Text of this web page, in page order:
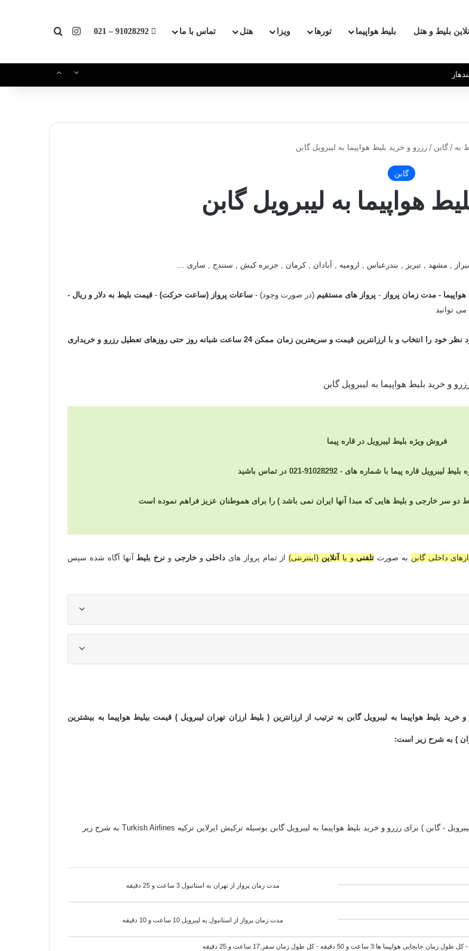
بلیط و هتل بلیط هواپیما تورها ویزا هتل تماس با ما 91028292 – 021 اینستاگرامجستجو برای
به / گابن / رزرو و خرید بلیط هواپیما به لیبرویل گابن
گابن
هواپیما به لیبرویل گابن
, مشهد , تبریز , بندرعباس , ارومیه , آبادان , کرمان , جزیره کیش , سنندج , ساری ...
هواپیما - مدت زمان پرواز - پرواز های مستقیم (در صورت وجود) -ساعات پرواز (ساعت حرکت)-قیمت بلیط به دلار و ریال -
توانید
نظر خود را انتخاب و با ارزانترین قیمت
و سریعترین زمان ممکن 24 ساعت شبانه روز حتی روزهای تعطیل رزرو و خریداری
فروش ویژه بلیط لیبرویل در قاره پیما
قاره پیما با شماره های - 91028292-021 در تماس باشید
دو سر خارجی و بلیط هایی که مبدا آنها ایران نمی باشد ) را برای هموطنان عزیز فراهم نموده است
داخلی گابن به صورت تلفنیو یا آنلاین (اینترنتی)از تمام پرواز های داخلیوخارجی و نرخ بلیط آنها آگاه شده سپس
بلیط هواپیما به لیبرویل گابن به ترتیب از ارزانترین ( بلیط ارزان تهران لیبرویل ) قیمت بیلیط هواپیما به بیشترین
) به شرح زیر است:
- گابن
) برای رزرو و خرید بلیط هواپیما به لیبرویل گابن بوسیله ترکیش ایرلاین ترکیه Turkish Airlines به شرح زیر
مدت زمان پرواز از تهران به استانبول 3 ساعت و 25 دقیقه
مدت زمان پرواز از استانبول به لیبرویل 10 ساعت و 10 دقیقه
طول زمان جابجایی هواپیما ها:3 ساعت و 50 دقیقه - کل طول زمان سفر:17 ساعت و 25 دقیقه